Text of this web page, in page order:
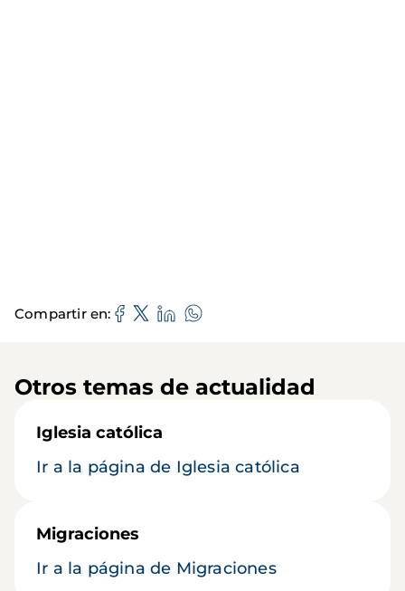
Compartir en
Otros temas de actualidad
Iglesia católica
Ir a la página de Iglesia católica
Migraciones
Ir a la página de Migraciones